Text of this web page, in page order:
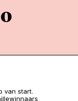
van start.